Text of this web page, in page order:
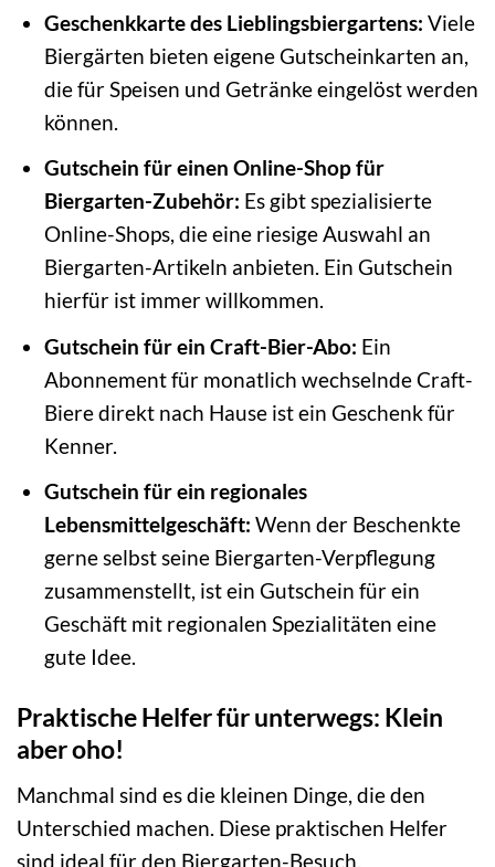
Geschenkkarte des Lieblingsbiergartens: Viele
Biergärten bieten eigene Gutscheinkarten an,
die für Speisen und Getränke eingelöst werden
können.
Gutschein für einen Online-Shop für
Biergarten-Zubehör: Es gibt spezialisierte
Online-Shops, die eine riesige Auswahl an
Biergarten-Artikeln anbieten. Ein Gutschein
hierfür ist immer willkommen.
Gutschein für ein Craft-Bier-Abo: Ein
Abonnement für monatlich wechselnde Craft-
Biere direkt nach Hause ist ein Geschenk für
Kenner.
Gutschein für ein regionales
Lebensmittelgeschäft: Wenn der Beschenkte
gerne selbst seine Biergarten-Verpflegung
zusammenstellt, ist ein Gutschein für ein
Geschäft mit regionalen Spezialitäten eine
gute Idee.
Praktische Helfer für unterwegs: Klein
aber oho!
Manchmal sind es die kleinen Dinge, die den
Unterschied machen. Diese praktischen Helfer
sind ideal für den Biergarten-Besuch.